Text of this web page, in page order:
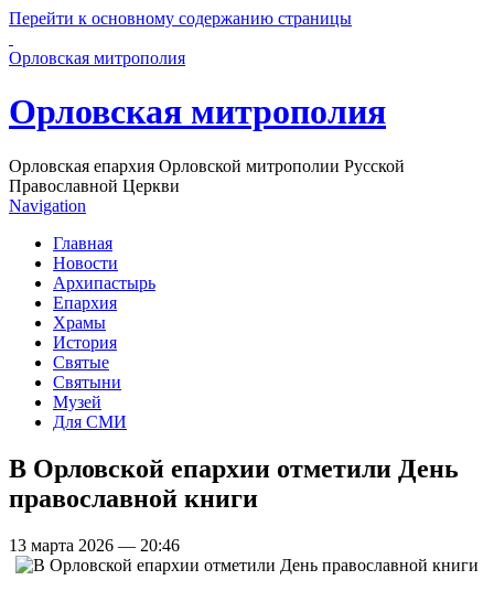
Перейти к основному содержанию страницы
Орловская митрополия
Орловская митрополия
Орловская епархия Орловской митрополии Русской
Православной Церкви
Navigation
Главная
Новости
Архипастырь
Епархия
Храмы
История
Святые
Святыни
Музей
Для СМИ
В Орловской епархии отметили День
православной книги
13 марта 2026 — 20:46